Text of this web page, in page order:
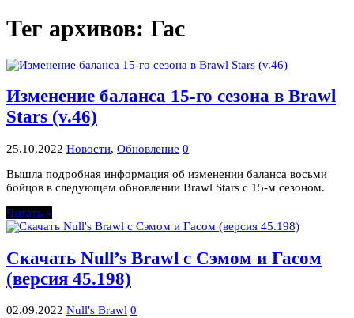
Тег архивов: Гас
Изменение баланса 15-го сезона в Brawl
Stars (v.46)
25.10.2022 Новости, Обновление 0
Вышла подробная информация об изменении баланса восьми
бойцов в следующем обновлении Brawl Stars с 15-м сезоном.
Читать »
Скачать Null’s Brawl с Сэмом и Гасом
(версия 45.198)
02.09.2022 Null's Brawl 0